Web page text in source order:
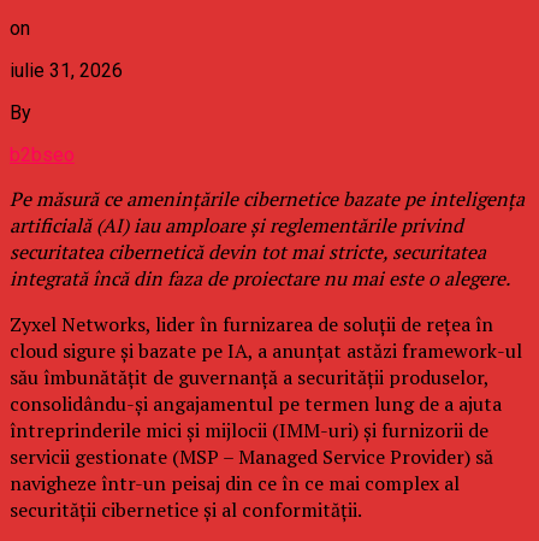
on
iulie 31, 2026
By
b2bseo
Pe măsură ce amenințările cibernetice bazate pe inteligența
artificială (AI) iau amploare și reglementările privind
securitatea cibernetică devin tot mai stricte, securitatea
integrată încă din faza de proiectare nu mai este o alegere.
Zyxel Networks, lider în furnizarea de soluții de rețea în
cloud sigure și bazate pe IA, a anunțat astăzi framework-ul
său îmbunătățit de guvernanță a securității produselor,
consolidându-și angajamentul pe termen lung de a ajuta
întreprinderile mici și mijlocii (IMM-uri) și furnizorii de
servicii gestionate (MSP – Managed Service Provider) să
navigheze într-un peisaj din ce în ce mai complex al
securității cibernetice și al conformității.